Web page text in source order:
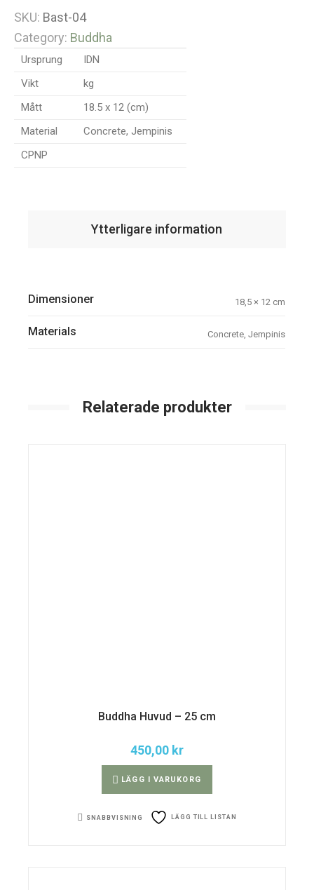
SKU: Bast-04
Category: Buddha
Ursprung
IDN
Vikt
kg
Mått
18.5 x 12 (cm)
Material
Concrete, Jempinis
CPNP
Ytterligare information
Dimensioner 18,5 × 12 cm
Materials Concrete, Jempinis
Relaterade produkter
Buddha Huvud – 25 cm
450,00 kr
LÄGG I VARUKORG
SNABBVISNING LÄGG TILL LISTAN